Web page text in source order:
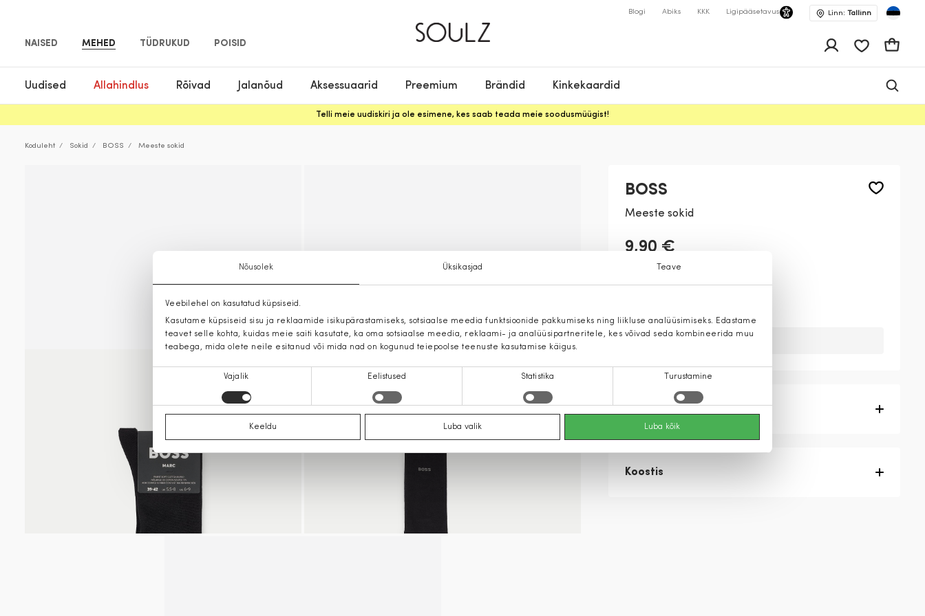
Nõusolek Üksikasjad Teave
Veebilehel on kasutatud küpsiseid.
Kasutame küpsiseid sisu ja reklaamide isikupärastamiseks, sotsiaalse meedia funktsioonide pakkumiseks ning liikluse analüüsimiseks. Edastame
teavet selle kohta, kuidas meie saiti kasutate, ka oma sotsiaalse meedia, reklaami- ja analüüsipartneritele, kes võivad seda kombineerida muu
teabega, mida olete neile esitanud või mida nad on kogunud teiepoolse teenuste kasutamise käigus.
Vajalik Eelistused Statistika Turustamine
Keeldu Luba valik Luba kõik
NAISED MEHED TÜDRUKUD POISID
Blogi Abiks KKK Ligipääsetavus Linn: Tallinn
Uudised Allahindlus Rõivad Jalanõud Aksessuaarid Preemium Brändid Kinkekaardid
Telli meie uudiskiri ja ole esimene, kes saab teada meie soodusmüügist!
Koduleht Sokid BOSS Meeste sokid
BOSS
Meeste sokid
9,90 €
Tootekirjeldus
Koostis